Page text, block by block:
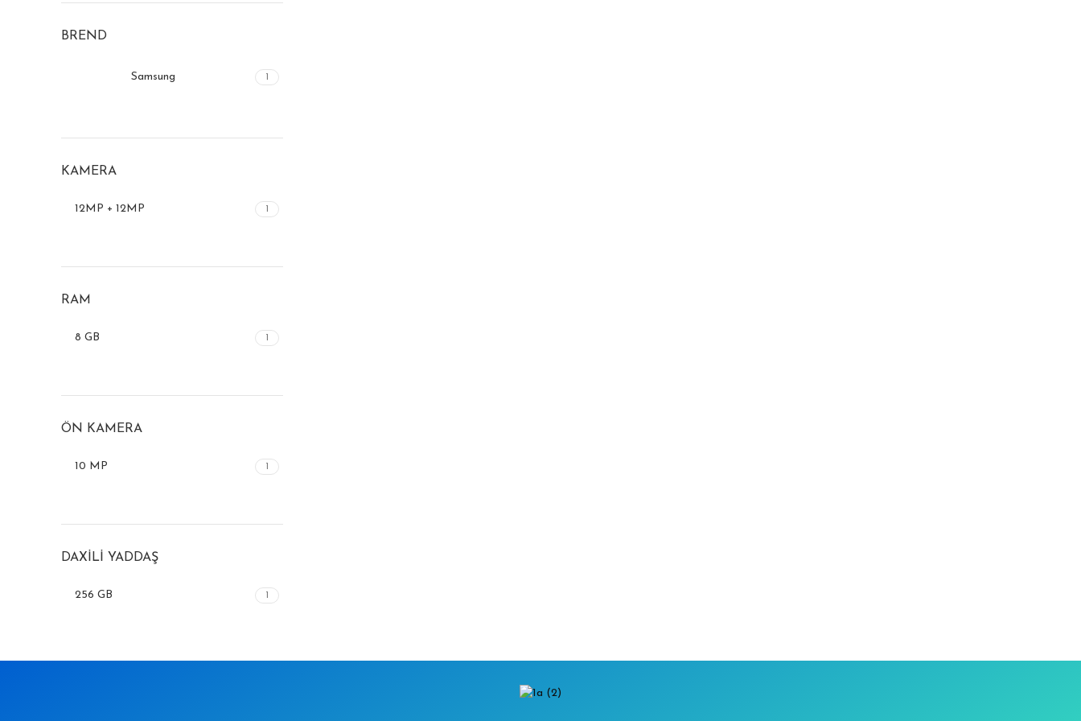
BREND
Samsung 1
KAMERA
12MP + 12MP 1
RAM
8 GB 1
ÖN KAMERA
10 MP 1
DAXILI YADDAŞ
256 GB 1